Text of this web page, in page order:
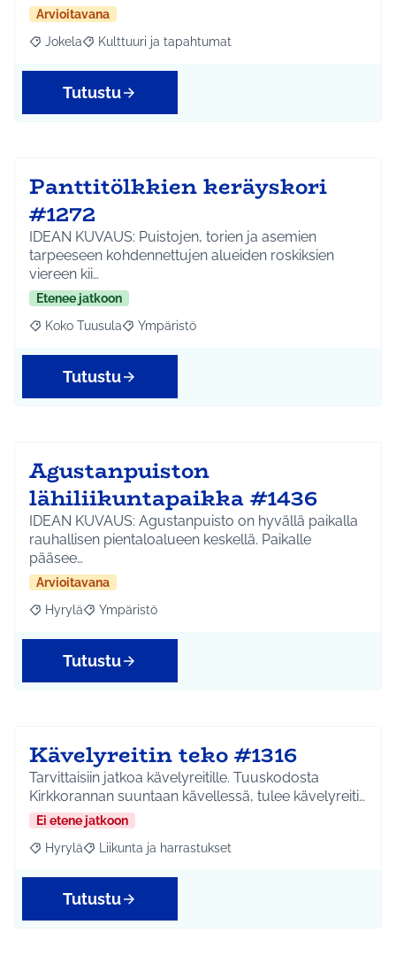
Arvioitavana
Rajaa tulokset aihepiirin mukaan: Jokela
Jokela Rajaa tulokset teeman mukaan: Kulttuuri ja
Kulttuuri ja tapahtumat
Tutustu
Panttitölkkien keräyskori
#1272
IDEAN KUVAUS: Puistojen, torien ja asemien
tarpeeseen kohdennettujen alueiden roskiksien
viereen kii…
Etenee jatkoon
Rajaa tulokset aihepiirin mukaan: Koko Tuusula
Koko Tuusula Rajaa tulokset teeman mukaan: Ympäristö
Ympäristö
Tutustu
Agustanpuiston
lähiliikuntapaikka #1436
IDEAN KUVAUS: Agustanpuisto on hyvällä paikalla
rauhallisen pientaloalueen keskellä. Paikalle
pääsee…
Arvioitavana
Rajaa tulokset aihepiirin mukaan: Hyrylä
Hyrylä Rajaa tulokset teeman mukaan: Ympäristö
Ympäristö
Tutustu
Kävelyreitin teko #1316
Tarvittaisiin jatkoa kävelyreitille. Tuuskodosta
Kirkkorannan suuntaan kävellessä, tulee kävelyreiti…
Ei etene jatkoon
Rajaa tulokset aihepiirin mukaan: Hyrylä
Hyrylä Rajaa tulokset teeman mukaan: Liikunta ja
Liikunta ja harrastukset
Tutustu